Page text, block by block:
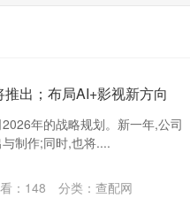
出；布局AI+影视新方向
年的战略规划。新一年,公司
制作;同时,也将....
： 148 分类： 查配网